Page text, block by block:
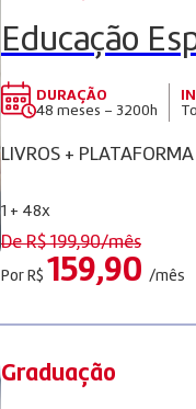
Educação
DURAÇÃO
48 meses – 3200h
LIVROS +
1 + 48x
De R$199,90/mês
Por R$ 159,90 /mês
Graduação